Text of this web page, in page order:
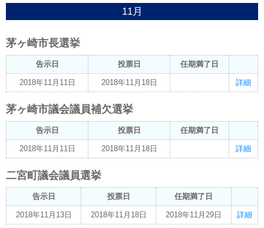
11月
茅ヶ崎市長選挙
告示日 投票日 任期満了日
2018年11月11日 2018年11月18日 詳細
茅ヶ崎市議会議員補欠選挙
告示日 投票日 任期満了日
2018年11月11日 2018年11月18日 詳細
二宮町議会議員選挙
告示日 投票日 任期満了日
2018年11月13日 2018年11月18日 2018年11月29日 詳細